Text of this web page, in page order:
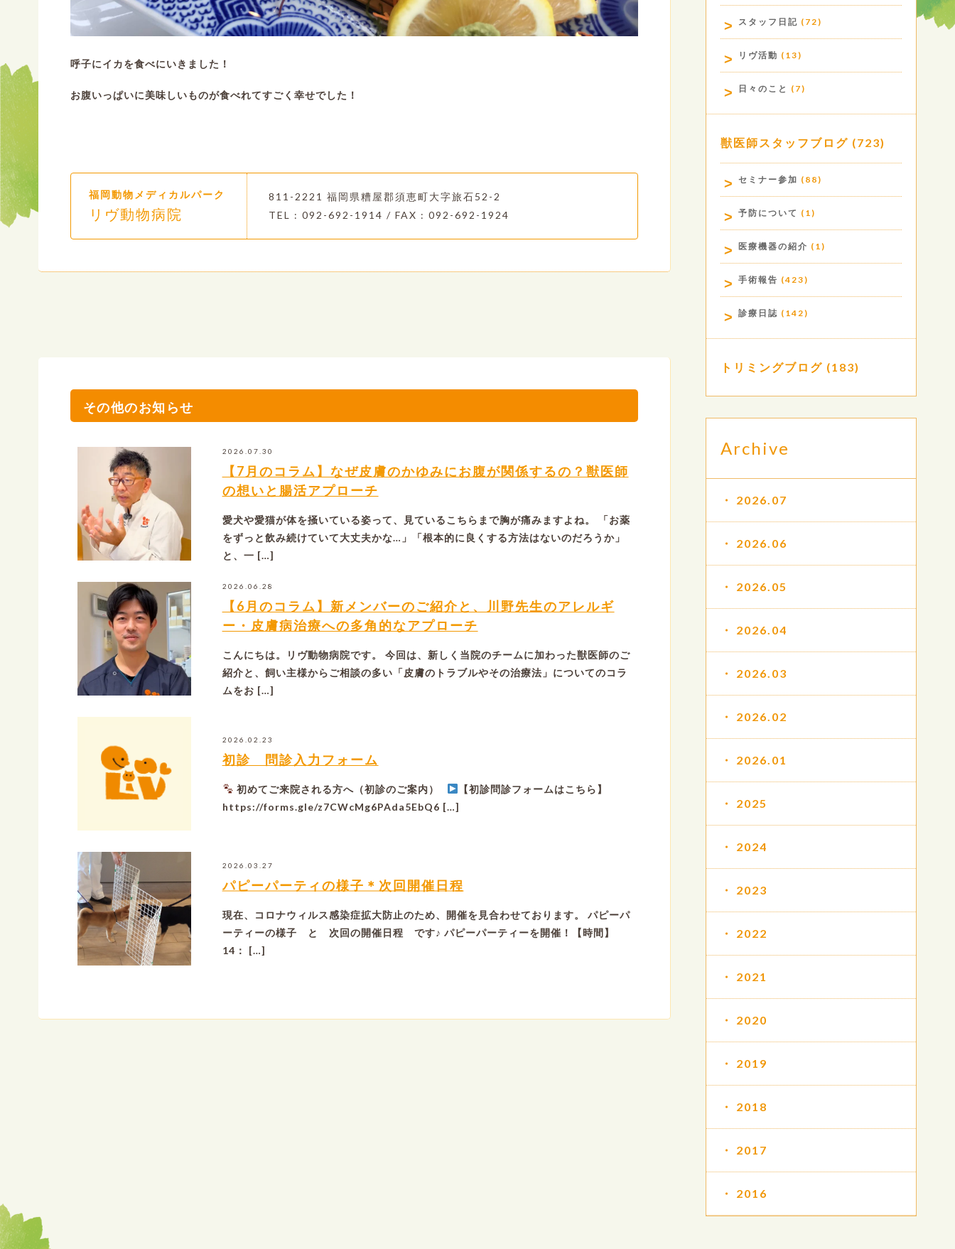
呼子にイカを食べにいきました！
お腹いっぱいに美味しいものが食べれてすごく幸せでした！
福岡動物メディカルパーク
リヴ動物病院
811-2221 福岡県糟屋郡須恵町大字旅石52-2
TEL : 092-692-1914 / FAX : 092-692-1924
その他のお知らせ
2026.07.30
【7月のコラム】なぜ皮膚のかゆみにお腹が関係するの？獣医師
の想いと腸活アプローチ
愛犬や愛猫が体を掻いている姿って、見ているこちらまで胸が痛みますよね。 「お薬
をずっと飲み続けていて大丈夫かな…」「根本的に良くする方法はないのだろうか」
と、一 […]
2026.06.28
【6月のコラム】新メンバーのご紹介と、川野先生のアレルギ
ー・皮膚病治療への多角的なアプローチ
こんにちは。リヴ動物病院です。 今回は、新しく当院のチームに加わった獣医師のご
紹介と、飼い主様からご相談の多い「皮膚のトラブルやその治療法」についてのコラ
ムをお […]
2026.02.23
初診 問診入力フォーム
初めてご来院される方へ（初診のご案内）
【初診問診フォームはこちら】
https://forms.gle/z7CWcMg6PAda5EbQ6 […]
2026.03.27
パピーパーティの様子＊次回開催日程
現在、コロナウィルス感染症拡大防止のため、開催を見合わせております。 パピーパ
ーティーの様子 と 次回の開催日程 です♪ パピーパーティーを開催！【時間】
14： […]
スタッフ日記 (72)
リヴ活動 (13)
日々のこと (7)
獣医師スタッフブログ (723)
セミナー参加 (88)
予防について (1)
医療機器の紹介 (1)
手術報告 (423)
診療日誌 (142)
トリミングブログ (183)
Archive
2026.07
2026.06
2026.05
2026.04
2026.03
2026.02
2026.01
2025
2024
2023
2022
2021
2020
2019
2018
2017
2016